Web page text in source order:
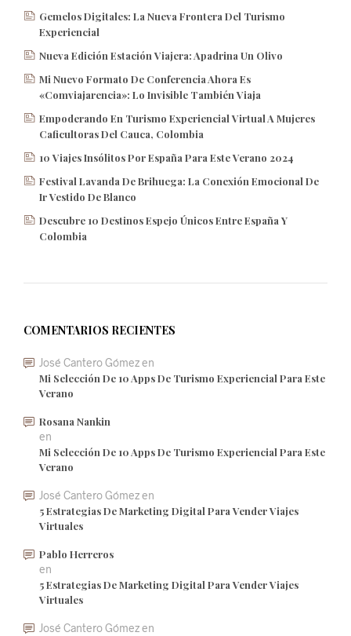
Gemelos Digitales: La Nueva Frontera Del Turismo
Experiencial
Nueva Edición Estación Viajera: Apadrina Un Olivo
Mi Nuevo Formato De Conferencia Ahora Es
«Comviajarencia»: Lo Invisible También Viaja
Empoderando En Turismo Experiencial Virtual A Mujeres
Caficultoras Del Cauca, Colombia
10 Viajes Insólitos Por España Para Este Verano 2024
Festival Lavanda De Brihuega: La Conexión Emocional De
Ir Vestido De Blanco
Descubre 10 Destinos Espejo Únicos Entre España Y
Colombia
COMENTARIOS RECIENTES
José Cantero Gómezen
Mi Selección De 10 Apps De Turismo Experiencial Para Este
Verano
Rosana Nankin
en
Mi Selección De 10 Apps De Turismo Experiencial Para Este
Verano
José Cantero Gómezen
5 Estrategias De Marketing Digital Para Vender Viajes
Virtuales
Pablo Herreros
en
5 Estrategias De Marketing Digital Para Vender Viajes
Virtuales
José Cantero Gómezen